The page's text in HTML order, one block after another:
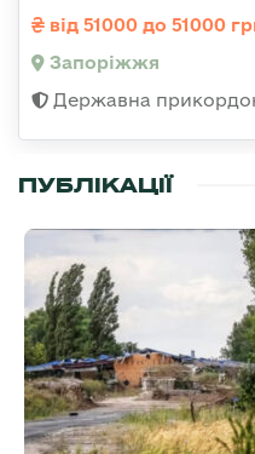
від 51000 до 51000
Запоріжжя
Державна
ПУБЛІКАЦІЇ